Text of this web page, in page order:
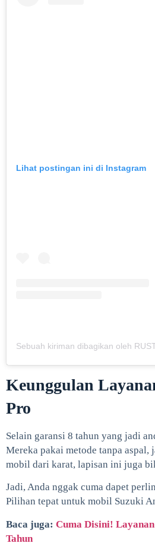
Lihat postingan ini di Instagram
Keunggulan
Pro
Selain garansi 8 tahun yang jadi
Mereka pakai metode tanpa
mobil dari karat, lapisan ini juga
Jadi, Anda nggak cuma dapet
Pilihan tepat untuk mobil Suzuki
Baca juga: Cuma Disini!
Tahun